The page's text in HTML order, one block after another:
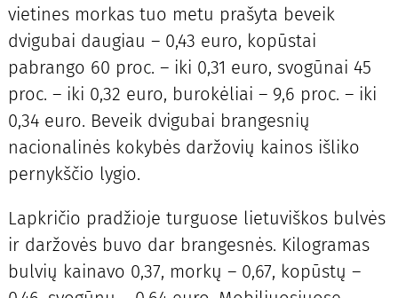
vietines morkas tuo metu prašyta beveik
dvigubai daugiau – 0,43 euro, kopūstai
pabrango 60 proc. – iki 0,31 euro, svogūnai 45
proc. – iki 0,32 euro, burokėliai – 9,6 proc. – iki
0,34 euro. Beveik dvigubai brangesnių
nacionalinės kokybės daržovių kainos išliko
pernykščio lygio.
Lapkričio pradžioje turguose lietuviškos bulvės
ir daržovės buvo dar brangesnės. Kilogramas
bulvių kainavo 0,37, morkų – 0,67, kopūstų –